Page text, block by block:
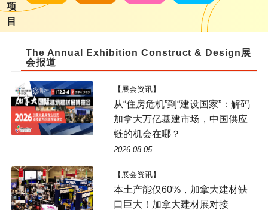
项
目
The Annual Exhibition Construct & Design展
会报道
【展会资讯】
从“住房危机”到“建设国家”：解码
加拿大万亿基建市场，中国供应
链的机会在哪？
2026-08-05
【展会资讯】
本土产能仅60%，加拿大建材缺
口巨大！加拿大建材展对接